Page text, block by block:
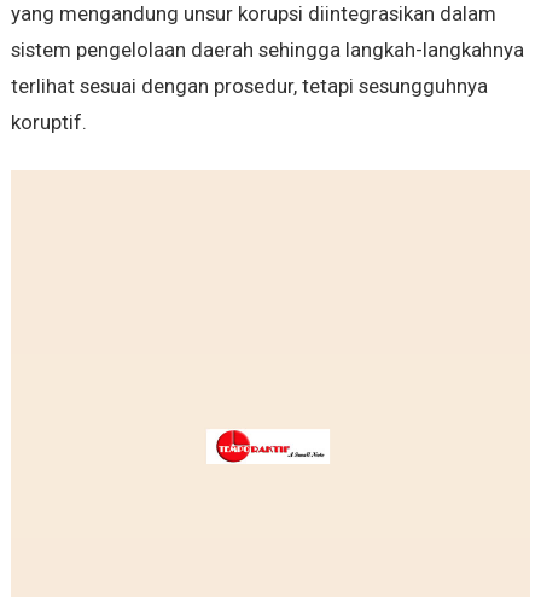
yang mengandung unsur korupsi diintegrasikan dalam
sistem pengelolaan daerah sehingga langkah-langkahnya
terlihat sesuai dengan prosedur, tetapi sesungguhnya
koruptif.